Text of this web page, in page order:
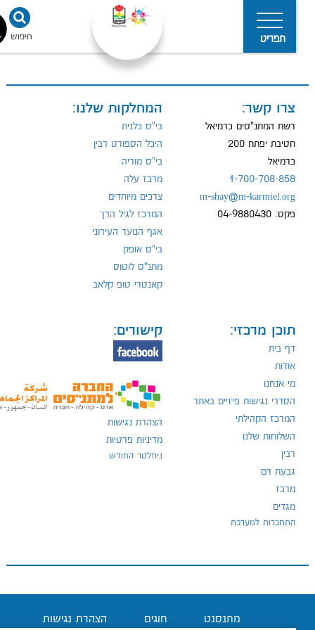
תפריט חיפוש
צרו קשר:
רשת המתנ"סים כרמיאל
חטיבת יפתח 200
כרמיאל
1-700-708-858
m-shay@m-karmiel.org
פקס: 04-9880430
המחלקות שלנו:
בי"ס כלנית
היכל הספורט רבין
בי"ס מוריה
מרכז עלה
צרכים מיוחדים
המרכז לגיל הרך
אגף הנוער העירוני
בי"ס אופק
מתנ"ס לוטוס
קאנטרי טופ קלאב
תוכן מרכזי:
דף בית
אודות
מי אנחנו
הסדרי נגישות פיזיים באתר
המרכז הקהילתי
השלוחות שלנו
גבעת רם
מרכז
מגדים
התחברות למערכת
קישורים:
הצהרת נגישות
מדיניות פרטיות
ניוזלטר החודש
מתנסנט חוגים הצהרת נגישות